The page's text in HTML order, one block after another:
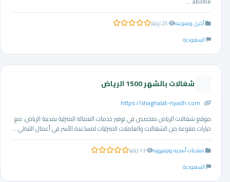
أخرى ومنوعه 0.0 من 5 نجوم
السعودية
شغالات بالشهر 1500 الرياض
https://shaghalat-riyadh.com
موقع شغالات الرياض متخصص في توفير خدمات العمالة المنزلية بمدينة الرياض، مع
خيارات متنوعة من الشغالات والعاملات المنزليات لمساعدة الأسر في أعمال التنظي ...
منتديات أسريه وترفيهيه 0.0 من 5 نجوم
السعودية